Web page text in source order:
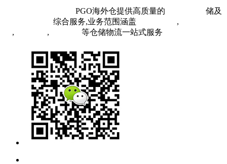
PGO海外仓提供高质量的
储及
综合服务,业务范围涵盖 ,
, , 等仓储物流一站式服务